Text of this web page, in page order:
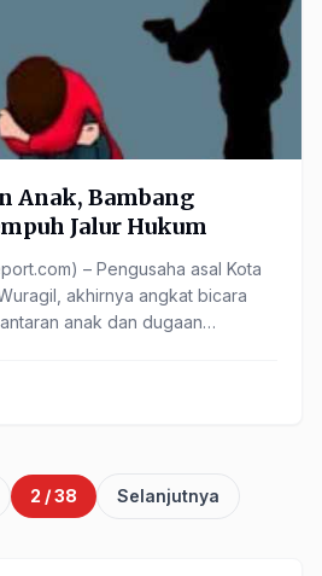
Anak, Bambang
Jalur Hukum
– Pengusaha asal Kota
akhirnya angkat bicara
anak dan dugaan
2 / 38 Selanjutnya